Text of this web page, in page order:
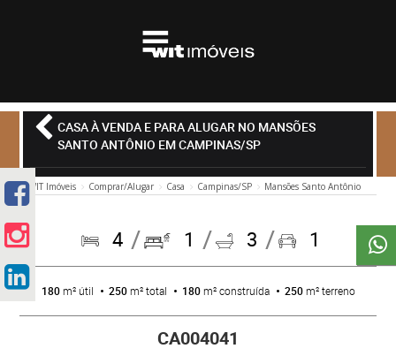
CASA À VENDA E PARA ALUGAR NO MANSÕES
SANTO ANTÔNIO EM CAMPINAS/SP
WIT Imóveis Comprar/Alugar Casa Campinas/SP Mansões Santo Antônio
4 1 3 1
180m² útil 250m² total 180m² construída 250m² terreno
CA004041